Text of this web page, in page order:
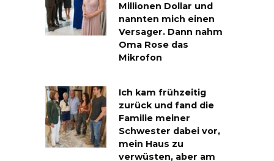
Millionen Dollar und
nannten mich einen
Versager. Dann nahm
Oma Rose das
Mikrofon
Ich kam frühzeitig
zurück und fand die
Familie meiner
Schwester dabei vor,
mein Haus zu
verwüsten, aber am